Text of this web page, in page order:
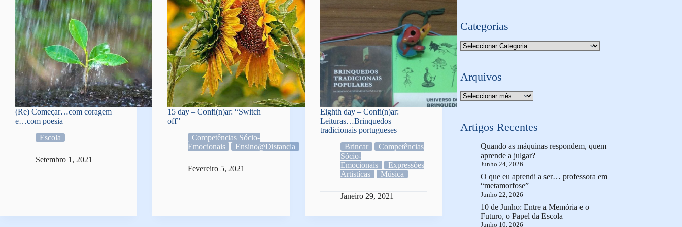
(Re) Começar…com coragem
e…com poesia
Escola
Setembro 1, 2021
15 day – Confi(n)ar: “Switch
off”
Competências Sócio-
Emocionais
Ensino@Distancia
Fevereiro 5, 2021
Eighth day – Confi(n)ar:
Leituras…Brinquedos
tradicionais portugueses
Brincar
Competências
Sócio-
Emocionais
Expressões
Artistícas
Música
Janeiro 29, 2021
Categorias
Categorias
Arquivos
Arquivo
Artigos Recentes
Quando as máquinas respondem, quem
aprende a julgar?
Junho 24, 2026
O que eu aprendi a ser… professora em
“metamorfose”
Junho 22, 2026
10 de Junho: Entre a Memória e o
Futuro, o Papel da Escola
Junho 10, 2026